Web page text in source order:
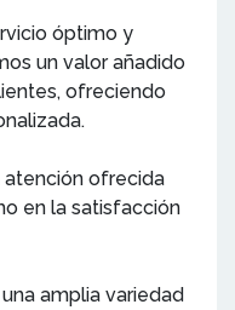
óptimo y
un valor añadido
ofreciendo
ofrecida
en la satisfacción
amplia variedad